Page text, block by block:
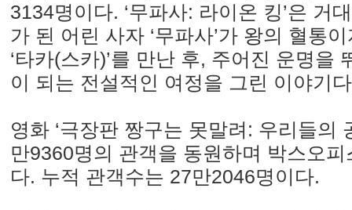
3134명이다. ‘무파사: 라이온 킹’은 거
가 된 어린 사자 ‘무파사’가 왕의 혈통
‘타카(스카)’를 만난 후, 주어진 운명을
이 되는 전설적인 여정을 그린 이야기
영화 ‘극장판 짱구는 못말려: 우리들의
만9360명의 관객을 동원하며 박스오
다. 누적 관객수는 27만2046명이다.